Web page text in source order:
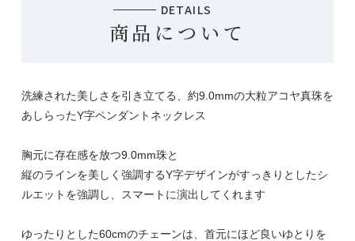
DETAILS
商品について
洗練された美しさを引き立てる、約9.0mmの大粒アコヤ真珠を
あしらったY字ペンダントネックレス
胸元に存在感を放つ9.0mm珠と
縦のラインを美しく強調するY字デザインがすっきりとしたシ
ルエットを強調し、スマートに演出してくれます
ゆったりとした60cmのチェーンは、首元にほど良いゆとりを